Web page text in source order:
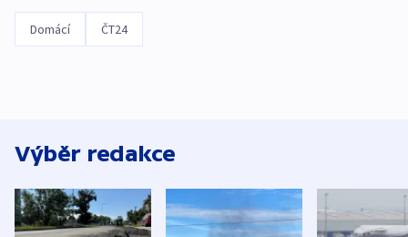
Domácí ČT24
Výběr redakce